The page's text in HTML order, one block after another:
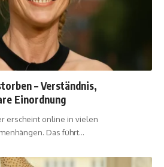
– Verständnis,
Einordnung
erscheint online in vielen
Das führt…